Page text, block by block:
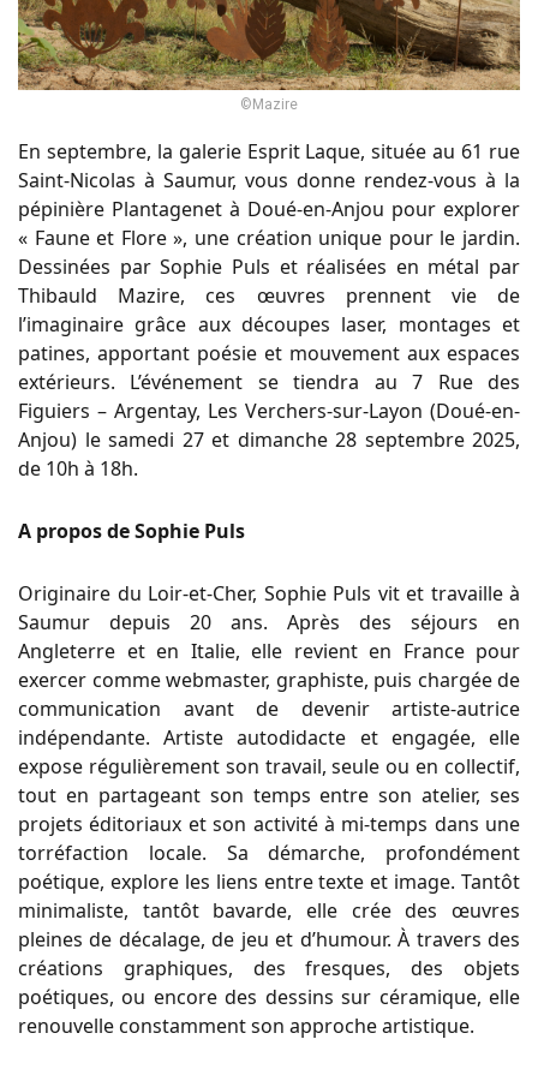
©Mazire
En septembre, la galerie Esprit Laque, située au 61 rue
Saint-Nicolas à Saumur, vous donne rendez-vous à la
pépinière Plantagenet à Doué-en-Anjou pour explorer
« Faune et Flore », une création unique pour le jardin.
Dessinées par Sophie Puls et réalisées en métal par
Thibauld Mazire, ces œuvres prennent vie de
l’imaginaire grâce aux découpes laser, montages et
patines, apportant poésie et mouvement aux espaces
extérieurs. L’événement se tiendra au 7 Rue des
Figuiers – Argentay, Les Verchers-sur-Layon (Doué-en-
Anjou) le samedi 27 et dimanche 28 septembre 2025,
de 10h à 18h.
A propos de Sophie Puls
Originaire du Loir-et-Cher, Sophie Puls vit et travaille à
Saumur depuis 20 ans. Après des séjours en
Angleterre et en Italie, elle revient en France pour
exercer comme webmaster, graphiste, puis chargée de
communication avant de devenir artiste-autrice
indépendante. Artiste autodidacte et engagée, elle
expose régulièrement son travail, seule ou en collectif,
tout en partageant son temps entre son atelier, ses
projets éditoriaux et son activité à mi-temps dans une
torréfaction locale. Sa démarche, profondément
poétique, explore les liens entre texte et image. Tantôt
minimaliste, tantôt bavarde, elle crée des œuvres
pleines de décalage, de jeu et d’humour. À travers des
créations graphiques, des fresques, des objets
poétiques, ou encore des dessins sur céramique, elle
renouvelle constamment son approche artistique.